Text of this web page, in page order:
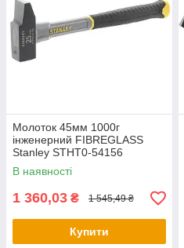
Молоток 45мм 1000г
інженерний FIBREGLASS
Stanley STHT0-54156
В наявності
1 360,03 ₴ 1 545,49 ₴
Купити